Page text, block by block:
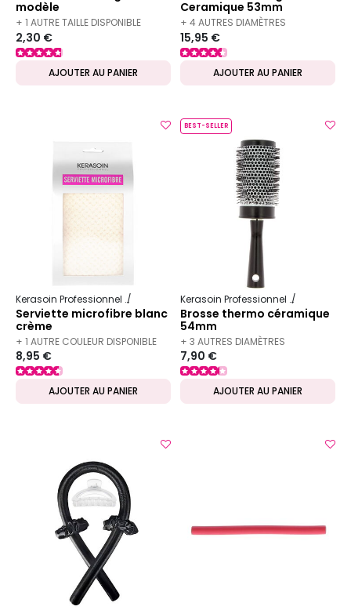
modèle
+ 1 AUTRE TAILLE DISPONIBLE
2,30 €
AJOUTER AU PANIER
Ceramique 53mm
+ 4 AUTRES DIAMÈTRES
DISPONIBLES
15,95 €
AJOUTER AU PANIER
Kerasoin Professionnel Matériel Coiffure
Serviette microfibre blanc
crème
+ 1 AUTRE COULEUR DISPONIBLE
8,95 €
AJOUTER AU PANIER
BEST-SELLER
Kerasoin Professionnel
Brosse thermo céramique
54mm
+ 3 AUTRES DIAMÈTRES
DISPONIBLES
7,90 €
AJOUTER AU PANIER